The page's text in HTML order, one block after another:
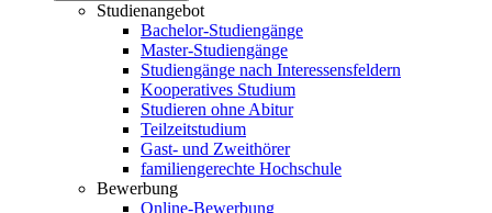
Studienangebot
Bachelor-Studiengänge
Master-Studiengänge
Studiengänge nach Interessensfeldern
Kooperatives Studium
Studieren ohne Abitur
Teilzeitstudium
Gast- und Zweithörer
familiengerechte Hochschule
Bewerbung
Online-Bewerbung